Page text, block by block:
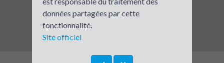
données partagées par cette
fonctionnalité.
Site officiel